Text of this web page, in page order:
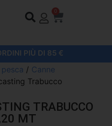
0
PIÙ DI 85 €
/ Canne
Trabucco
TRABUCCO
MT